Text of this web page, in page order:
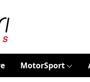
MotorSport